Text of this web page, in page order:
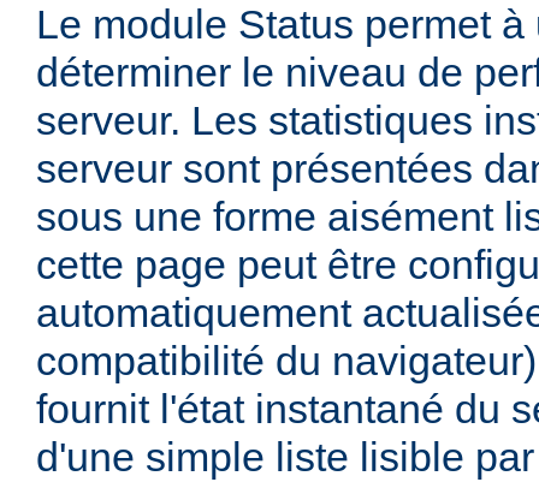
Le module Status permet
déterminer le niveau de
serveur. Les statistiques
serveur sont présentées
sous une forme aisément
cette page peut être
automatiquement
compatibilité du
fournit l'état instantané du
d'une simple liste lisible